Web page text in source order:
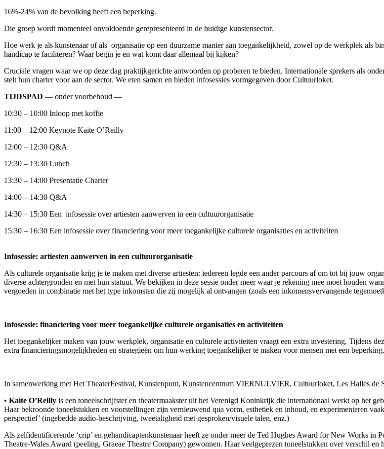
16%-24% van de bevolking heeft een beperking.
Die groep wordt momenteel onvoldoende gerepresenteerd in de huidige kunstensector.
Hoe werk je als kunstenaar of als organisatie op een duurzame manier aan toegankelijkheid, zowel op de werkplek als
handicap te faciliteren? Waar begin je en wat komt daar allemaal bij kijken?
Cruciale vragen waar we op deze dag praktijkgerichte antwoorden op proberen te bieden. Internationale sprekers als
stelt hun charter voor aan de sector. We eten samen en bieden infosessies vormgegeven door Cultuurloket.
TIJDSPAD — onder voorbehoud —
10:30 – 10:00 Inloop met koffie
11:00 – 12:00 Keynote Kaite O’Reilly
12:00 – 12:30 Q&A
12:30 – 13:30 Lunch
13:30 – 14:00 Presentatie Charter
14:00 – 14:30 Q&A
14:30 – 15:30 Een infosessie over artiesten aanwerven in een cultuurorganisatie
15:30 – 16:30 Een infosessie over financiering voor meer toegankelijke culturele organisaties en activiteiten
Infosessie: artiesten aanwerven in een cultuurorganisatie
Als culturele organisatie krijg je te maken met diverse artiesten: iedereen legde een ander parcours af om tot bij jouw
diverse achtergronden en met hun statuut. We bekijken in deze sessie onder meer waar je rekening mee moet houden
vergoeden in combinatie met het type inkomsten die zij mogelijk al ontvangen (zoals een inkomensvervangende
Infosessie: financiering voor meer toegankelijke culturele organisaties en activiteiten
Het toegankelijker maken van jouw werkplek, organisatie en culturele activiteiten vraagt een extra investering. Tijdens
extra financieringsmogelijkheden en strategieën om hun werking toegankelijker te maken voor mensen met een beperking.
In samenwerking met Het TheaterFestival, Kunstenpunt, Kunstencentrum VIERNULVIER, Cultuurloket, Les Halles de
• Kaite O’Reilly is een toneelschrijfster en theatermaakster uit het Verenigd Koninkrijk die internationaal werkt op het
Haar bekroonde toneelstukken en voorstellingen zijn vernieuwend qua vorm, esthetiek en inhoud, en experimenteren
perspectief’ (ingebedde audio-beschrijving, tweetaligheid met gesproken/visuele talen, enz.)
Als zelfidentificerende ‘crip’ en gehandicaptenkunstenaar heeft ze onder meer de Ted Hughes Award for New Works
Theatre-Wales Award (peeling, Graeae Theatre Company) gewonnen. Haar veelgeprezen toneelstukken over verschil